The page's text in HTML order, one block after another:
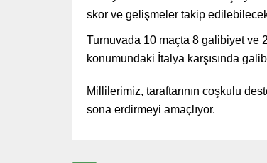
skor ve gelişmeler takip
Turnuvada 10 maçta 8 galibiyet ve
konumundaki İtalya karşısında
Millilerimiz, taraftarının coşkulu
sona erdirmeyi amaçlıyor.